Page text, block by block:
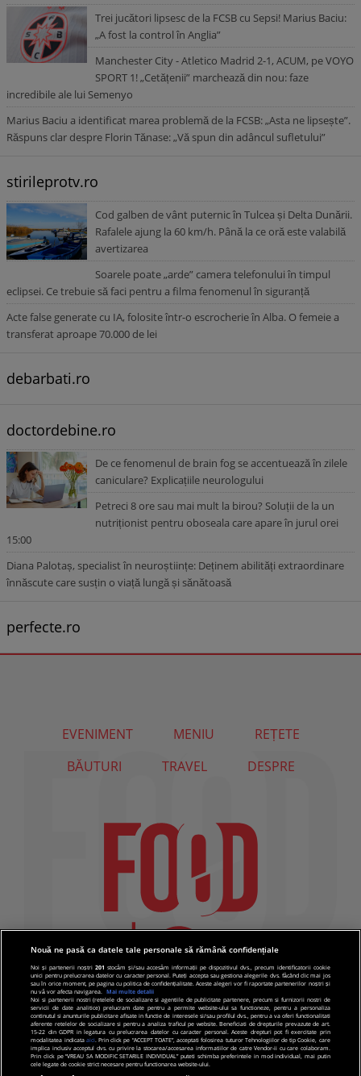
Trei jucători lipsesc de la FCSB cu Sepsi! Marius Baciu:
„A fost la control în Anglia”
Manchester City - Atletico Madrid 2-1, ACUM, pe VOYO
SPORT 1! „Cetățenii” marchează din nou: faze
incredibile ale lui Semenyo
Marius Baciu a identificat marea problemă de la FCSB: „Asta ne lipsește”.
Răspuns clar despre Florin Tănase: „Vă spun din adâncul sufletului”
stirileprotv.ro
Cod galben de vânt puternic în Tulcea și Delta Dunării.
Rafalele ajung la 60 km/h. Până la ce oră este valabilă
avertizarea
Soarele poate „arde” camera telefonului în timpul
eclipsei. Ce trebuie să faci pentru a filma fenomenul în siguranță
Acte false generate cu IA, folosite într-o escrocherie în Alba. O femeie a
transferat aproape 70.000 de lei
debarbati.ro
doctordebine.ro
De ce fenomenul de brain fog se accentuează în zilele
caniculare? Explicațiile neurologului
Petreci 8 ore sau mai mult la birou? Soluții de la un
nutriționist pentru oboseala care apare în jurul orei
15:00
Diana Palotaș, specialist în neuroștiințe: Deținem abilități extraordinare
înnăscute care susțin o viață lungă și sănătoasă
perfecte.ro
EVENIMENT MENIU
REȚETE
BĂUTURI
TRAVEL DESPRE
Nouă ne pasă ca datele tale personale să rămână confidențiale
Noi și partenerii noștri201 stocăm și/sau accesăm informații pe dispozitivul dvs., precum identificatorii cookie
unici pentru prelucrarea datelor cu caracter personal. Puteți accepta sau gestiona alegerile dvs. făcând clic mai jos
sau în orice moment, pe pagina cu politica de confidențialitate. Aceste alegeri vor fi raportate partenerilor noștri și
nu vă vor afecta navigarea.
Mai multe detalii
Noi si partenerii nostri (retelele de socializare si agentiile de publicitate partenere, precum si furnizorii nostri de
servicii de date analitice) prelucram date pentru a permite website-ului sa functioneze, pentru a personaliza
continutul si anunturile publicitare afisate in functie de interesele si/sau profilul dvs., pentru a va oferi functionalitati
aferente retelelor de socializare si pentru a analiza traficul pe website. Beneficiati de drepturile prevazute de art.
15-22 din GDPR in legatura cu prelucrarea datelor cu caracter personal. Aceste drepturi pot fi exercitate prin
modalitatea indicata aici. Prin click pe “ACCEPT TOATE”, acceptati folosirea tuturor Tehnologiilor de tip Cookie, care
implica inclusiv acceptul dvs. cu privire la stocarea/accesarea informatiilor de catre Vendor-ii cu care colaboram.
Prin click pe “VREAU SA MODIFIC SETARILE INDIVIDUAL” puteti schimba preferintele in mod individual, mai putin
cele legate de cookie strict necesare pentru functionarea website-ului.